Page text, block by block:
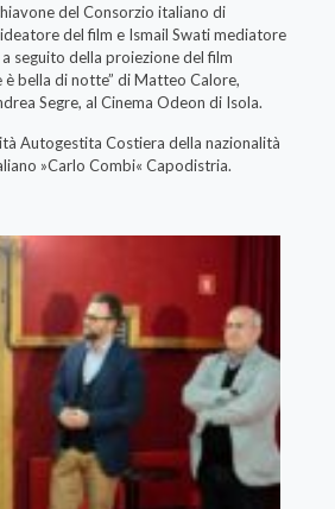
del Consorzio italiano di
del film e Ismail Swati mediatore
seguito della proiezione del film
bella di notte” di Matteo Calore,
Segre, al Cinema Odeon di Isola.
Autogestita Costiera della nazionalità
»Carlo Combi« Capodistria.